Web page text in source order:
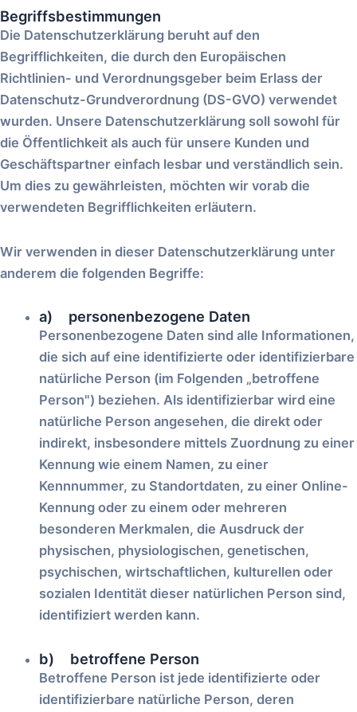
Begriffsbestimmungen
Die Datenschutzerklärung beruht auf den
Begrifflichkeiten, die durch den Europäischen
Richtlinien- und Verordnungsgeber beim Erlass der
Datenschutz-Grundverordnung (DS-GVO) verwendet
wurden. Unsere Datenschutzerklärung soll sowohl für
die Öffentlichkeit als auch für unsere Kunden und
Geschäftspartner einfach lesbar und verständlich sein.
Um dies zu gewährleisten, möchten wir vorab die
verwendeten Begrifflichkeiten erläutern.
Wir verwenden in dieser Datenschutzerklärung unter
anderem die folgenden Begriffe:
a) personenbezogene Daten
Personenbezogene Daten sind alle Informationen,
die sich auf eine identifizierte oder identifizierbare
natürliche Person (im Folgenden „betroffene
Person") beziehen. Als identifizierbar wird eine
natürliche Person angesehen, die direkt oder
indirekt, insbesondere mittels Zuordnung zu einer
Kennung wie einem Namen, zu einer
Kennnummer, zu Standortdaten, zu einer Online-
Kennung oder zu einem oder mehreren
besonderen Merkmalen, die Ausdruck der
physischen, physiologischen, genetischen,
psychischen, wirtschaftlichen, kulturellen oder
sozialen Identität dieser natürlichen Person sind,
identifiziert werden kann.
b) betroffene Person
Betroffene Person ist jede identifizierte oder
identifizierbare natürliche Person, deren